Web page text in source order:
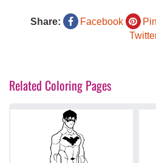
Share: Facebook
Related Coloring Pages